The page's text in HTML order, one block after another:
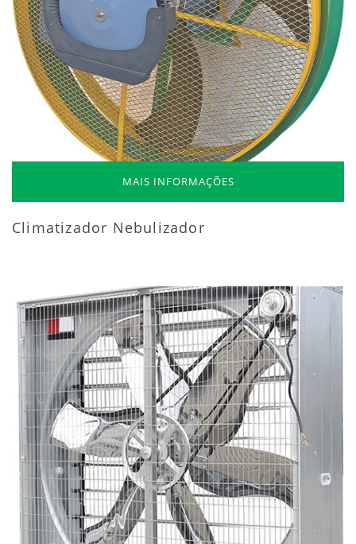
MAIS INFORMAÇÕES
Climatizador Nebulizador